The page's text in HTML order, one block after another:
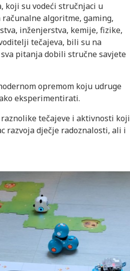
koji su vodeći stručnjaci u
algoritme, gaming,
inženjerstva, kemije, fizike,
tečajeva, bili su na
pitanja dobili stručne savjete
opremom koju udruge
eksperimentirati.
tečajeve i aktivnosti koji
razvoja dječje radoznalosti, ali i